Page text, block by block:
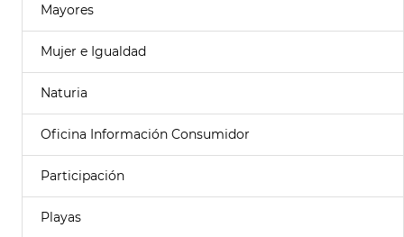
Mayores
Mujer e Igualdad
Naturia
Oficina Información Consumidor
Participación
Playas